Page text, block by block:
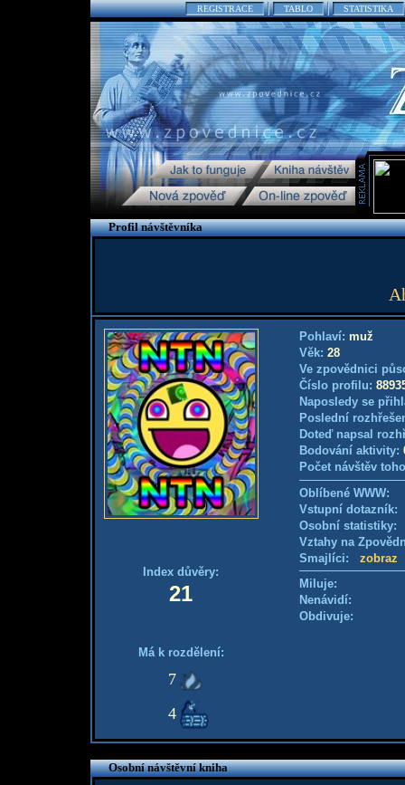
REGISTRACE TABLO STATISTIKA
Profil návštěvníka
Index důvěry:
21
Má k rozdělení:
7
4
Pohlaví: muž
Věk: 28
Ve zpovědnici
Číslo profilu:
Naposledy se
Poslední
Doteď napsal
Bodování aktivity:
Počet návštěv
Oblíbené WWW:
Vstupní
Osobní
Vztahy na
Smajlíci: zobraz
Miluje:
Nenávidí:
Obdivuje:
Osobní návštěvní kniha